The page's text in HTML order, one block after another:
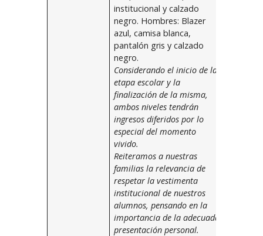
institucional y calzado
negro. Hombres: Blazer
azul, camisa blanca,
pantalón gris y calzado
negro.
Considerando el inicio de la
etapa escolar y la
finalización de la misma,
ambos niveles tendrán
ingresos diferidos por lo
especial del momento
vivido.
Reiteramos a nuestras
familias la relevancia de
respetar la vestimenta
institucional de nuestros
alumnos, pensando en la
importancia de la adecuada
presentación personal.